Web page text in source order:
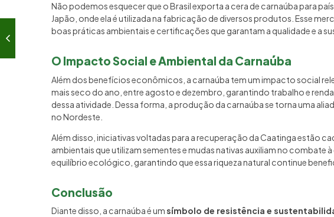
Não podemos esquecer que o Brasil exporta a cera de carnaúba para
Japão, onde ela é utilizada na fabricação de diversos produtos. Esse
boas práticas ambientais e certificações que garantam a qualidade e a
O Impacto Social e Ambiental da Carnaúba
Além dos benefícios econômicos, a carnaúba tem um impacto social
mais seco do ano, entre agosto e dezembro, garantindo trabalho e
dessa atividade. Dessa forma, a produção da carnaúba se torna uma
no Nordeste.
Além disso, iniciativas voltadas para a recuperação da Caatinga estão
ambientais que utilizam sementes e mudas nativas auxiliam no combate
equilíbrio ecológico, garantindo que essa riqueza natural continue
Conclusão
Diante disso, a carnaúba é umsímbolo de resistência e